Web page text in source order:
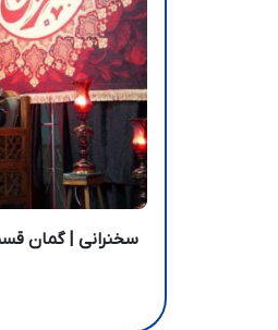
سخنرانی | گمان